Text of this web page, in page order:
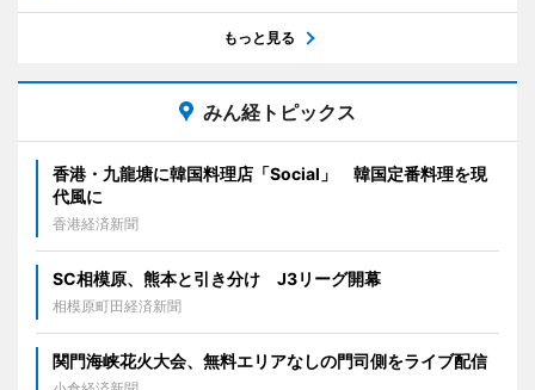
もっと見る
みん経トピックス
香港・九龍塘に韓国料理店「Social」 韓国定番料理を現
代風に
香港経済新聞
SC相模原、熊本と引き分け J3リーグ開幕
相模原町田経済新聞
関門海峡花火大会、無料エリアなしの門司側をライブ配信